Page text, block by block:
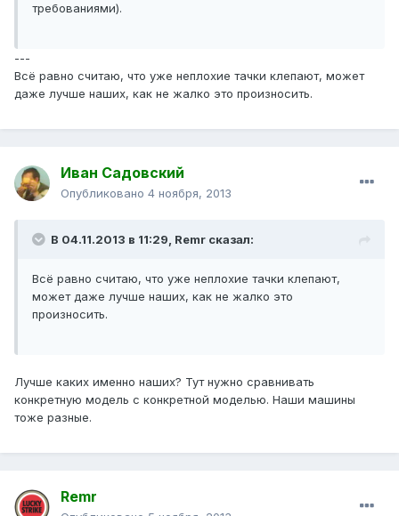
требованиями).
---
Всё равно считаю, что уже неплохие тачки клепают, может
даже лучше наших, как не жалко это произносить.
Иван Садовский
Опубликовано 4 ноября, 2013
В 04.11.2013 в 11:29, Remr сказал:
Всё равно считаю, что уже неплохие тачки клепают,
может даже лучше наших, как не жалко это
произносить.
Лучше каких именно наших? Тут нужно сравнивать
конкретную модель с конкретной моделью. Наши машины
тоже разные.
Remr